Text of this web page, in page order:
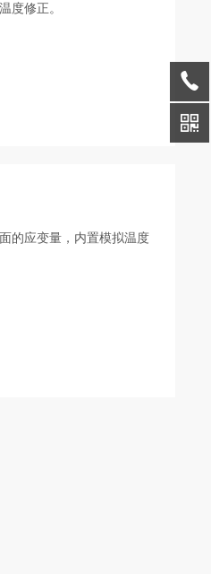
度修正。
的应变量，内置模拟温度